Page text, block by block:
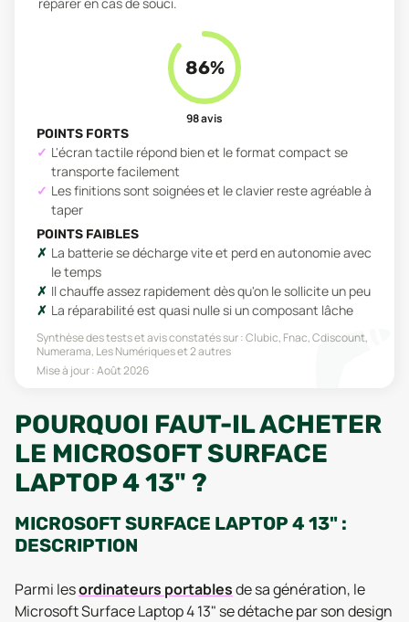
86%
98avis
POINTS FORTS
L'écran tactile répond bien et le format compact se
transporte facilement
Les finitions sont soignées et le clavier reste agréable à
taper
POINTS FAIBLES
La batterie se décharge vite et perd en autonomie avec
le temps
Il chauffe assez rapidement dès qu'on le sollicite un peu
La réparabilité est quasi nulle si un composant lâche
Synthèse des tests et avis constatés sur :Clubic, Fnac, Cdiscount,
Numerama, Les Numériqueset 2 autres
Mise à jour :Août 2026
POURQUOI FAUT-IL ACHETER
LE MICROSOFT SURFACE
LAPTOP 4 13" ?
MICROSOFT SURFACE LAPTOP 4 13" :
DESCRIPTION
Parmi lesordinateurs portablesde sa génération, le
Microsoft Surface Laptop 4 13" se détache par son design